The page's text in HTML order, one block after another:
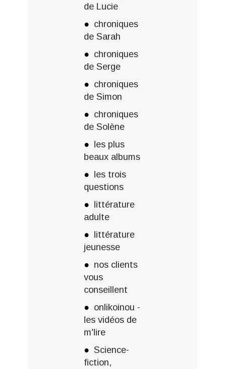
de Lucie
chroniques
de Sarah
chroniques
de Serge
chroniques
de Simon
chroniques
de Solène
les plus
beaux albums
les trois
questions
littérature
adulte
littérature
jeunesse
nos clients
vous
conseillent
onlikoinou -
les vidéos de
m'lire
Science-
fiction,